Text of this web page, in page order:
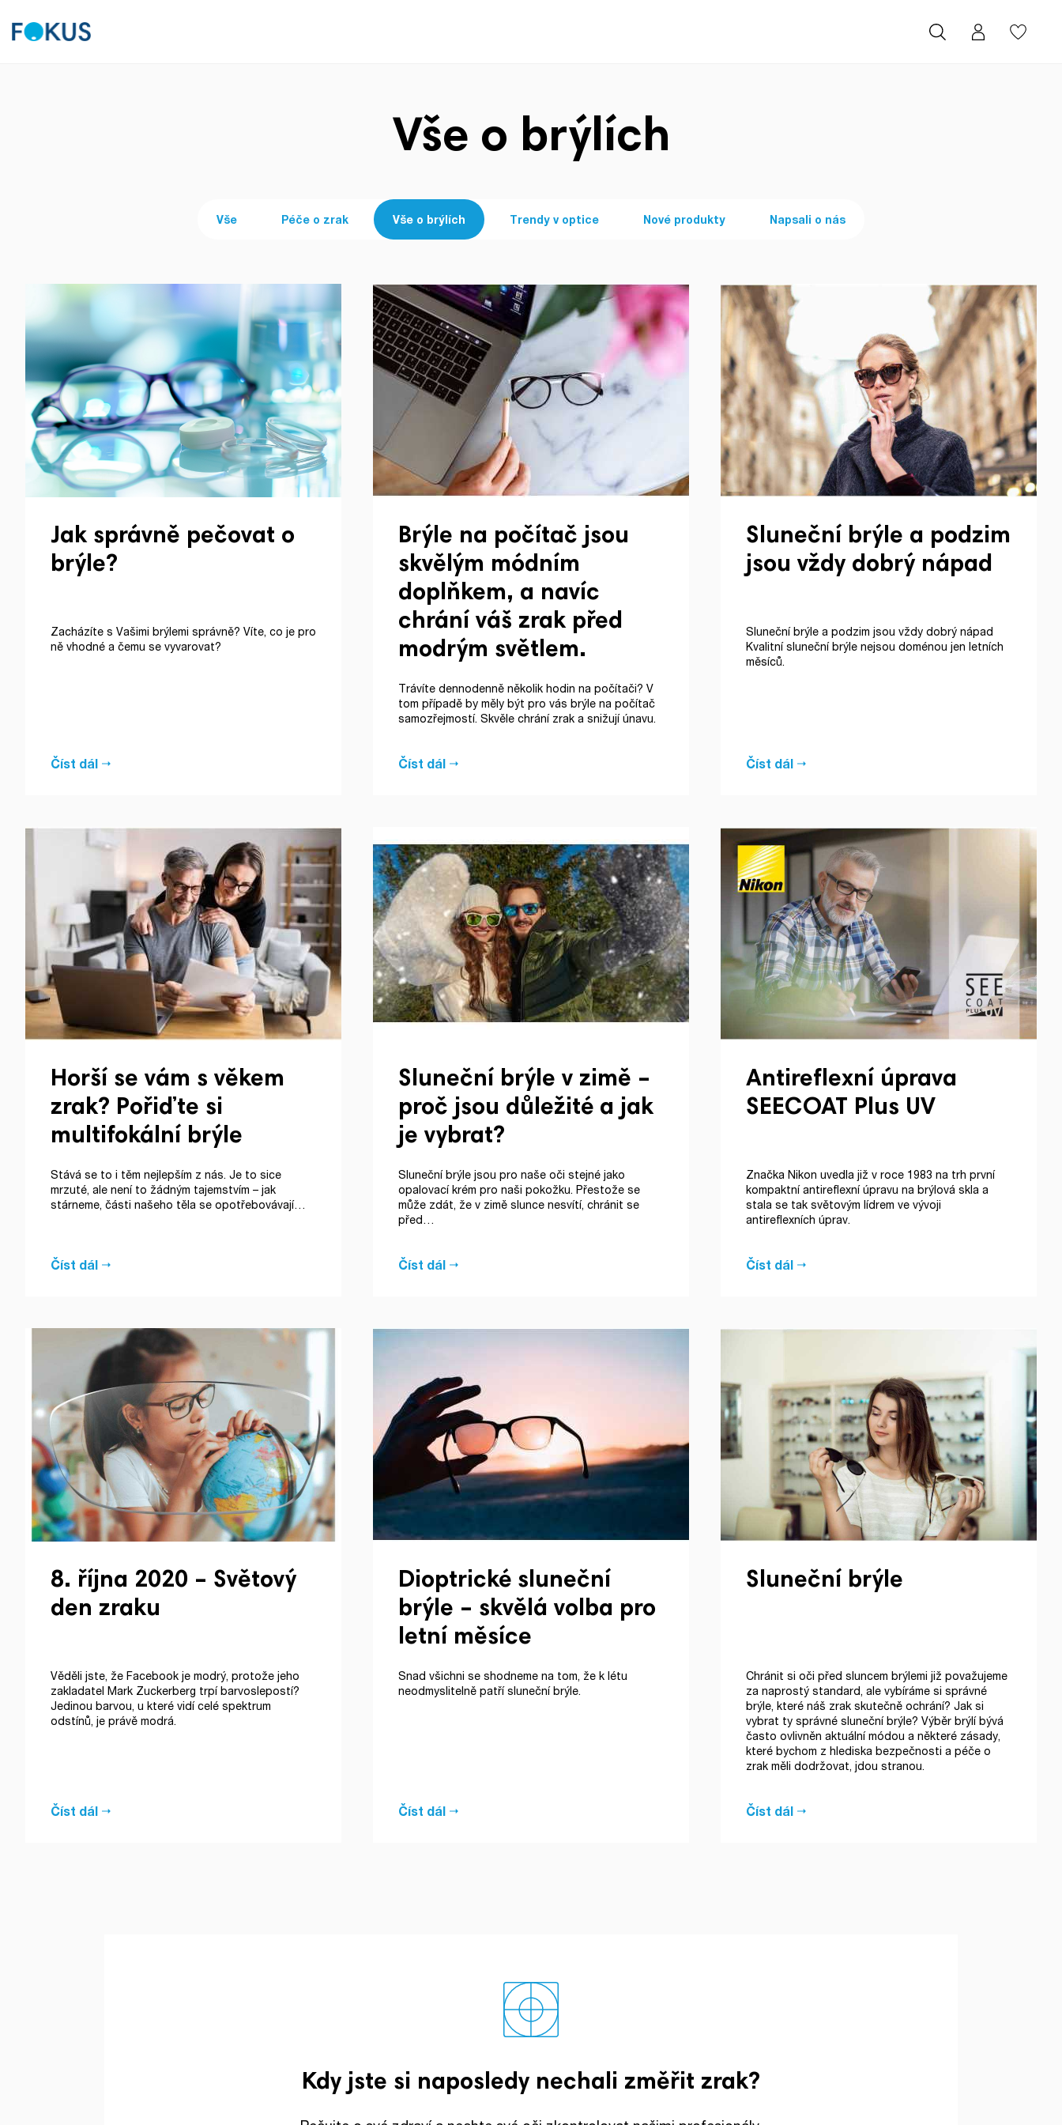
Vše o brýlích
Vše Péče o zrak Vše o brýlích Trendy v optice Nové produkty Napsali o nás
Jak správně pečovat o
brýle?
Zacházíte s Vašimi brýlemi správně? Víte, co je pro
ně vhodné a čemu se vyvarovat?
Číst dál
Brýle na počítač jsou
skvělým módním
doplňkem, a navíc
chrání váš zrak před
modrým světlem.
Trávíte dennodenně několik hodin na počítači? V
tom případě by měly být pro vás brýle na počítač
samozřejmostí. Skvěle chrání zrak a snižují únavu.
Číst dál
Sluneční brýle a podzim
jsou vždy dobrý nápad
Sluneční brýle a podzim jsou vždy dobrý nápad
Kvalitní sluneční brýle nejsou doménou jen letních
měsíců.
Číst dál
Horší se vám s věkem
zrak? Pořiďte si
multifokální brýle
Stává se to i těm nejlepším z nás. Je to sice
mrzuté, ale není to žádným tajemstvím – jak
stárneme, části našeho těla se opotřebovávají…
Číst dál
Sluneční brýle v zimě –
proč jsou důležité a jak
je vybrat?
Sluneční brýle jsou pro naše oči stejné jako
opalovací krém pro naši pokožku. Přestože se
může zdát, že v zimě slunce nesvítí, chránit se
před…
Číst dál
Antireflexní úprava
SEECOAT Plus UV
Značka Nikon uvedla již v roce 1983 na trh první
kompaktní antireflexní úpravu na brýlová skla a
stala se tak světovým lídrem ve vývoji
antireflexních úprav.
Číst dál
8. října 2020 – Světový
den zraku
Věděli jste, že Facebook je modrý, protože jeho
zakladatel Mark Zuckerberg trpí barvoslepostí?
Jedinou barvou, u které vidí celé spektrum
odstínů, je právě modrá.
Číst dál
Dioptrické sluneční
brýle – skvělá volba pro
letní měsíce
Snad všichni se shodneme na tom, že k létu
neodmyslitelně patří sluneční brýle.
Číst dál
Sluneční brýle
Chránit si oči před sluncem brýlemi již považujeme
za naprostý standard, ale vybíráme si správné
brýle, které náš zrak skutečně ochrání? Jak si
vybrat ty správné sluneční brýle? Výběr brýlí bývá
často ovlivněn aktuální módou a některé zásady,
které bychom z hlediska bezpečnosti a péče o
zrak měli dodržovat, jdou stranou.
Číst dál
Kdy jste si naposledy nechali změřit zrak?